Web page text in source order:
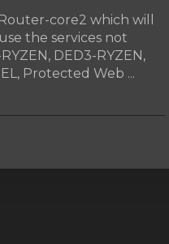
core2 which will
the services not
DED3-RYZEN,
Protected Web ...